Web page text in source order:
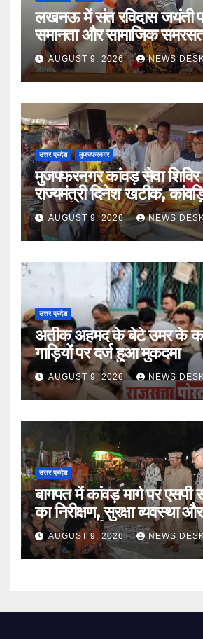
लखनऊ में संत रविदास जयंती
समानता और सामाजिक
मंथनAUGUST 9, 2026 NEWS
उत्तर प्रदेश मुजफ्फरनगर
मुजफ्फरनगर कांवड़ सेवा
राज्यमंत्री दिनेश खटीक,
पुष्पवर्षा ’
AUGUST 9, 2026 NEWS
उत्तर प्रदेश
अतीक अहमद के बेटे उमर के
गाड़ियों पर दर्ज हुआ मुकदमा
AUGUST 9, 2026 NEWS
उत्तर प्रदेश
बागपत में कांवड़ मार्ग पर एसपी
का निरीक्षण, सुरक्षा व्यवस्था
प्रबंधन का लिया जायजा
AUGUST 9, 2026 NEWS